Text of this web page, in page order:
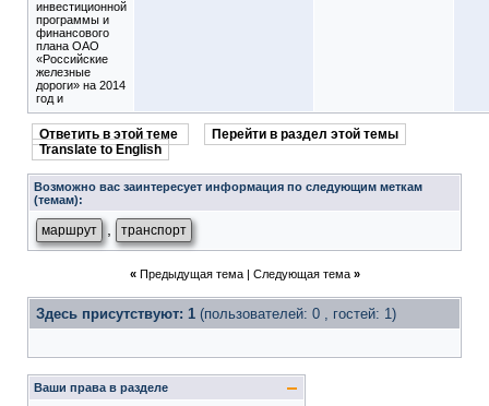
инвестиционной
программы и
финансового
плана ОАО
«Российские
железные
дороги» на 2014
год и
Ответить в этой теме
Перейти в раздел этой темы
Translate to English
Возможно вас заинтересует информация по следующим меткам
(темам):
маршрут транспорт
« Предыдущая тема| Следующая тема »
Здесь присутствуют: 1 (пользователей: 0 , гостей: 1)
Ваши права в разделе